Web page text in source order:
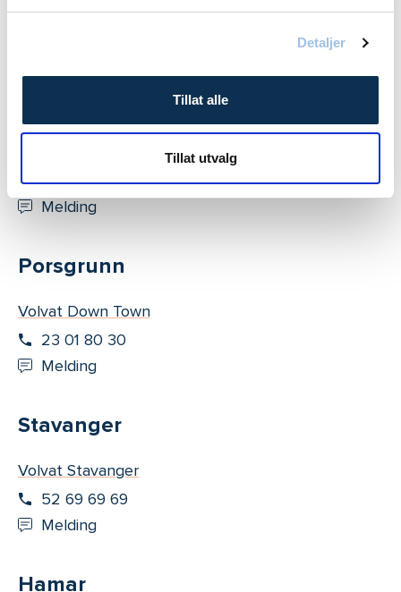
Detaljer
Tillat alle
Tillat utvalg
69 30 23 00
Melding
Porsgrunn
Volvat Down Town
23 01 80 30
Melding
Stavanger
Volvat Stavanger
52 69 69 69
Melding
Hamar